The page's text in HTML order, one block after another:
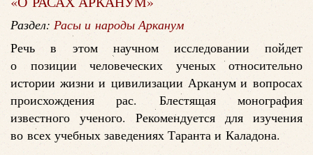
Раздел: Расы и народы Арканум
Речь в этом научном исследовании пойдет
о позиции человеческих ученых относительно
истории жизни и цивилизации Арканум и вопросах
происхождения рас. Блестящая монография
известного ученого. Рекомендуется для изучения
во всех учебных заведениях Таранта и Каладона.